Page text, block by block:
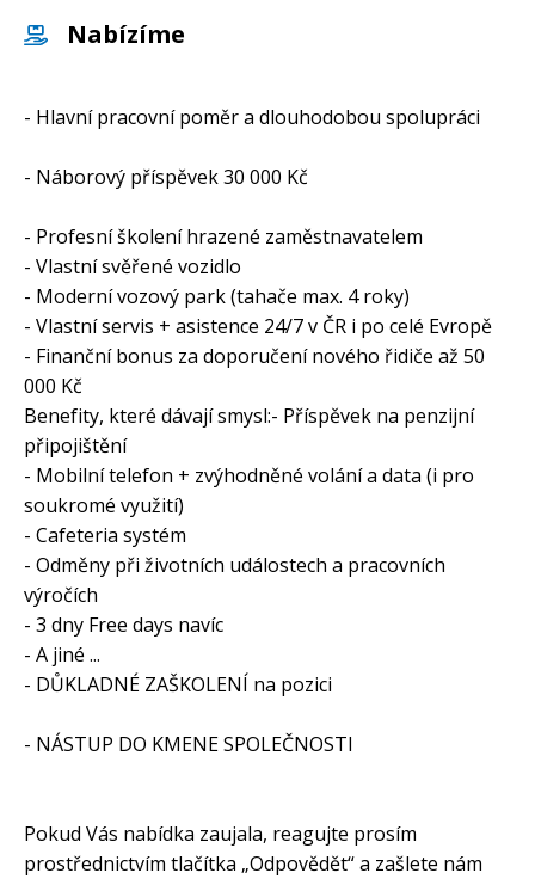
Nabízíme
- Hlavní pracovní poměr a dlouhodobou spolupráci
- Náborový příspěvek 30 000 Kč
- Profesní školení hrazené zaměstnavatelem
- Vlastní svěřené vozidlo
- Moderní vozový park (tahače max. 4 roky)
- Vlastní servis + asistence 24/7 v ČR i po celé Evropě
- Finanční bonus za doporučení nového řidiče až 50
000 Kč
Benefity, které dávají smysl:- Příspěvek na penzijní
připojištění
- Mobilní telefon + zvýhodněné volání a data (i pro
soukromé využití)
- Cafeteria systém
- Odměny při životních událostech a pracovních
výročích
- 3 dny Free days navíc
- A jiné ...
- DŮKLADNÉ ZAŠKOLENÍ na pozici
- NÁSTUP DO KMENE SPOLEČNOSTI
Pokud Vás nabídka zaujala, reagujte prosím
prostřednictvím tlačítka „Odpovědět“ a zašlete nám